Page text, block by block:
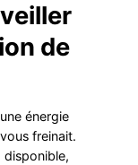
de
énergie
freinait.
disponible,